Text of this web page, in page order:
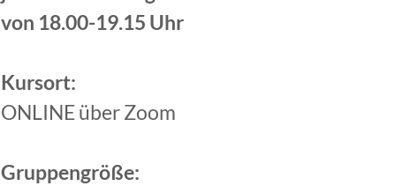
von 18.00-19.15 Uhr
Kursort:
ONLINE über Zoom
Gruppengröße: